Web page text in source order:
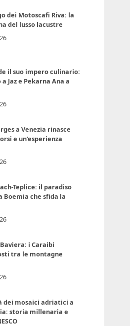
dei Motoscafi Riva: la
del lusso lacustre
il suo impero culinario:
Jaz e Pekarna Ana a
a Venezia rinasce
e un’esperienza
Teplice: il paradiso
Boemia che sfida la
i Caraibi
tra le montagne
dei mosaici adriatici a
storia millenaria e